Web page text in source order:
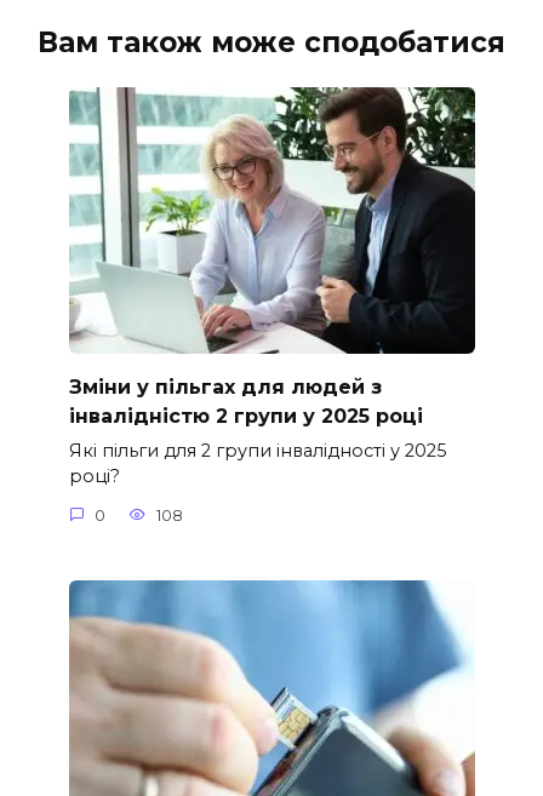
Вам також може сподобатися
Зміни у пільгах для людей з
інвалідністю 2 групи у 2025 році
Які пільги для 2 групи інвалідності у 2025
році?
0 108